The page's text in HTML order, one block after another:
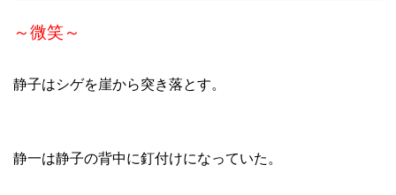
～微笑～
静子はシゲを崖から突き落とす。
静一は静子の背中に釘付けになっていた。